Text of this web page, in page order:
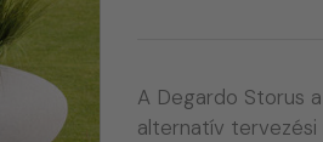
A Degardo Storus
alternatív tervezési